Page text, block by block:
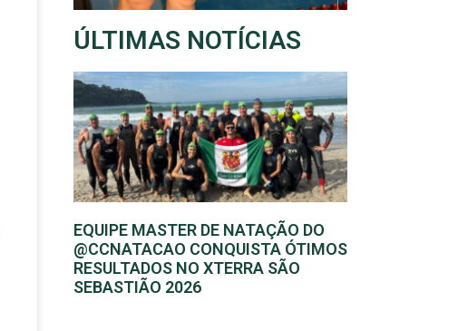
ÚLTIMAS NOTÍCIAS
EQUIPE MASTER DE NATAÇÃO DO
@CCNATACAO CONQUISTA ÓTIMOS
RESULTADOS NO XTERRA SÃO
SEBASTIÃO 2026